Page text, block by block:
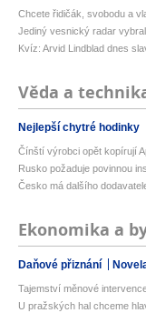
Chcete řidičák, svobodu a
Jediný vesnický radar vybral
Kvíz: Arvid Lindblad dnes
Věda a
Nejlepší chytré hodinky
Čínští výrobci opět kopírují
Rusko požaduje povinnou
Česko má dalšího
Ekonomika a
Daňové přiznání
Tajemství měnové
U pražských hal chceme